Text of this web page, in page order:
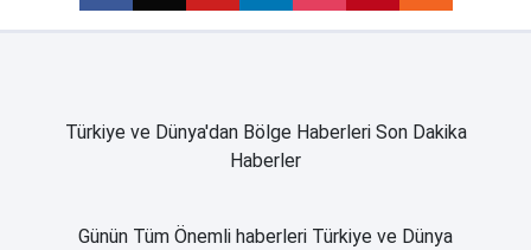
Türkiye ve Dünya'dan Bölge Haberleri Son Dakika
Haberler
Günün Tüm Önemli haberleri Türkiye ve Dünya